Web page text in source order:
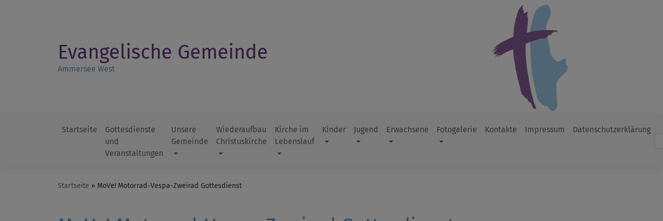
Evangelische Gemeinde
Ammersee West
Hauptnavigation
Startseite
Gottesdienste
und
Veranstaltungen
Unsere
Gemeinde
Wiederaufbau
Christuskirche
Kirche im
Lebenslauf
Kinder Jugend Erwachsene Fotogalerie Kontakte Impressum
Datenschutzerklärung
Startseite MoVe! Motorrad-Vespa-Zweirad Gottesdienst